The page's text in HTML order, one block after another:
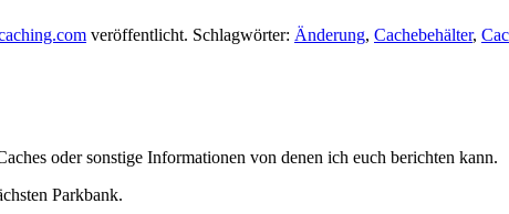
veröffentlicht. Schlagwörter: Änderung, Cachebehälter,
oder sonstige Informationen von denen ich euch berichten kann.
Parkbank.